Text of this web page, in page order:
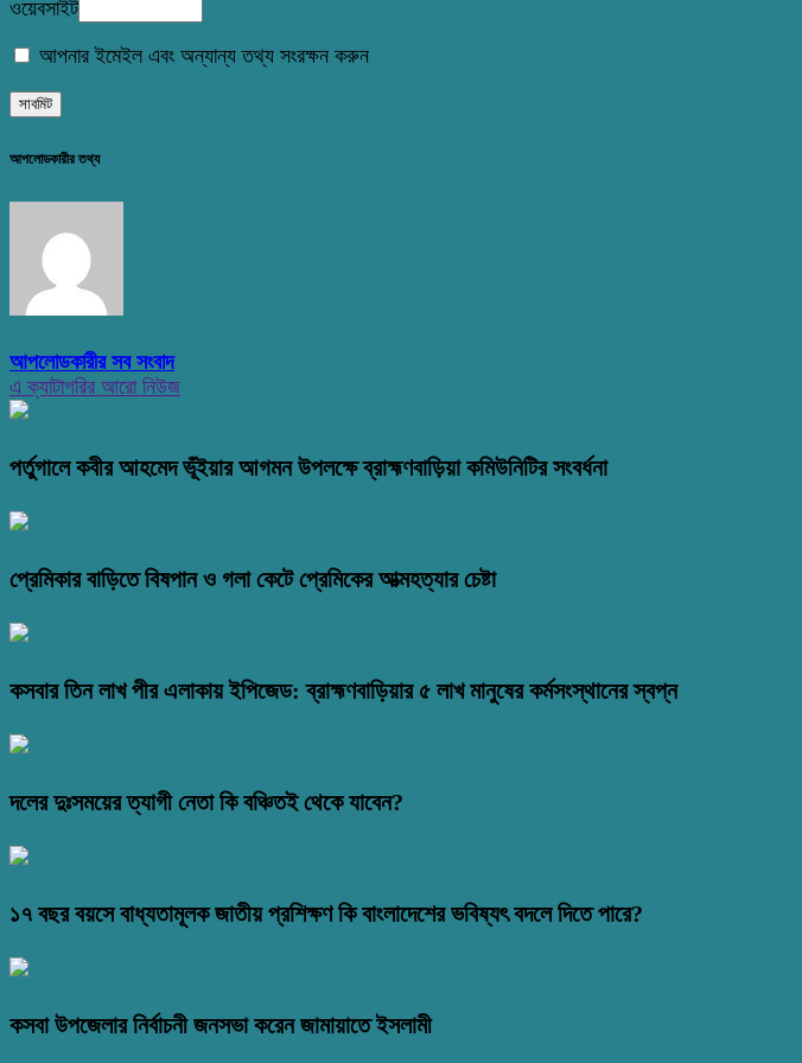
ওয়েবসাইট
আপনার ইমেইল এবং অন্যান্য তথ্য সংরক্ষন করুন
আপলোডকারীর তথ্য
আপলোডকারীর সব সংবাদ
এ ক্যাটাগরির আরো নিউজ
পর্তুগালে কবীর আহমেদ ভূঁইয়ার আগমন উপলক্ষে ব্রাহ্মণবাড়িয়া কমিউনিটির সংবর্ধনা
প্রেমিকার বাড়িতে বিষপান ও গলা কেটে প্রেমিকের আত্মহত্যার চেষ্টা
কসবার তিন লাখ পীর এলাকায় ইপিজেড: ব্রাহ্মণবাড়িয়ার ৫ লাখ মানুষের কর্মসংস্থানের স্বপ্ন
দলের দুঃসময়ের ত্যাগী নেতা কি বঞ্চিতই থেকে যাবেন?
১৭ বছর বয়সে বাধ্যতামূলক জাতীয় প্রশিক্ষণ কি বাংলাদেশের ভবিষ্যৎ বদলে দিতে পারে?
কসবা উপজেলার নির্বাচনী জনসভা করেন জামায়াতে ইসলামী